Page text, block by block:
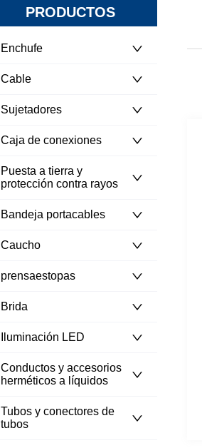
PRODUCTOS
Enchufe
Cable
Sujetadores
Caja de conexiones
Puesta a tierra y
protección contra rayos
Bandeja portacables
Caucho
prensaestopas
Brida
Iluminación LED
Conductos y accesorios
herméticos a líquidos
Tubos y conectores de
tubos